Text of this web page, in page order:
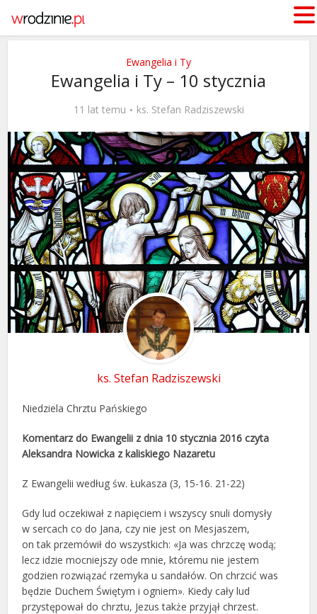
Ewangelia i Ty
Ewangelia i Ty – 10 stycznia
11 lat temu ks. Stefan Radziszewski
ks. Stefan Radziszewski
Niedziela Chrztu Pańskiego
Komentarz do Ewangelii z dnia 10 stycznia 2016 czyta
Aleksandra Nowicka z kaliskiego Nazaretu
Z Ewangelii według św. Łukasza (3, 15-16. 21-22)
Gdy lud oczekiwał z napięciem i wszyscy snuli domysły
w sercach co do Jana, czy nie jest on Mesjaszem,
on tak przemówił do wszystkich: «Ja was chrzczę wodą;
lecz idzie mocniejszy ode mnie, któremu nie jestem
godzien rozwiązać rzemyka u sandałów. On chrzcić was
będzie Duchem Świętym i ogniem». Kiedy cały lud
przystępował do chrztu, Jezus także przyjął chrzest.